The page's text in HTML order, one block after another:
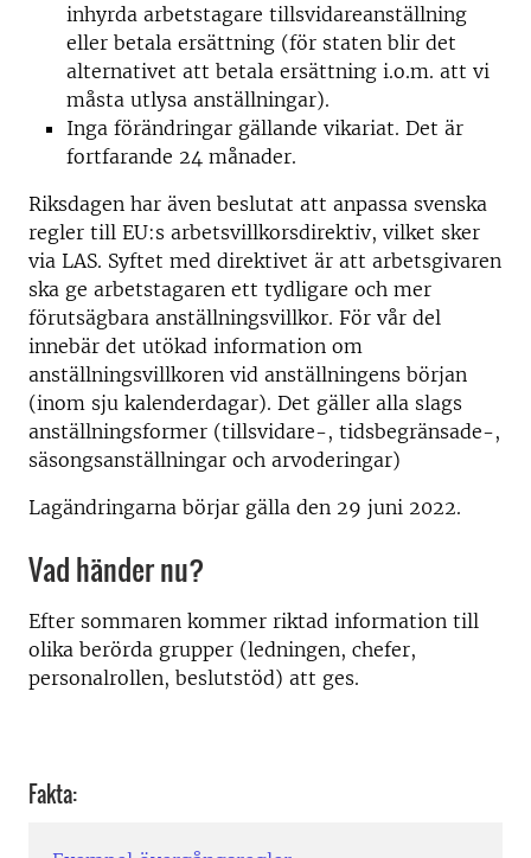
inhyrda arbetstagare tillsvidareanställning
eller betala ersättning (för staten blir det
alternativet att betala ersättning i.o.m. att vi
måsta utlysa anställningar).
Inga förändringar gällande vikariat. Det är
fortfarande 24 månader.
Riksdagen har även beslutat att anpassa svenska
regler till EU:s arbetsvillkorsdirektiv, vilket sker
via LAS. Syftet med direktivet är att arbetsgivaren
ska ge arbetstagaren ett tydligare och mer
förutsägbara anställningsvillkor. För vår del
innebär det utökad information om
anställningsvillkoren vid anställningens början
(inom sju kalenderdagar). Det gäller alla slags
anställningsformer (tillsvidare-, tidsbegränsade-,
säsongsanställningar och arvoderingar)
Lagändringarna börjar gälla den 29 juni 2022.
Vad händer nu?
Efter sommaren kommer riktad information till
olika berörda grupper (ledningen, chefer,
personalrollen, beslutstöd) att ges.
Fakta: